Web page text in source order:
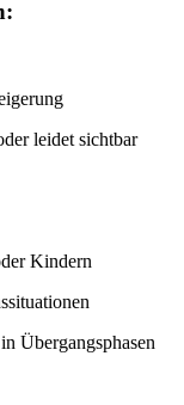
leidet sichtbar
Kindern
Übergangsphasen